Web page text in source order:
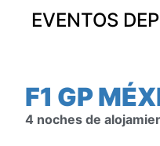
EVENTOS
F1 GP
4 noches de